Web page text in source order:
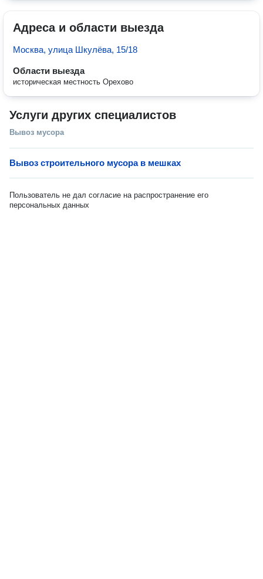
Адреса и области выезда
Москва, улица Шкулёва, 15/18
Области выезда
историческая местность Орехово
Услуги других специалистов
Вывоз мусора
Вывоз строительного мусора в мешках
Пользователь не дал согласие на распространение его
персональных данных